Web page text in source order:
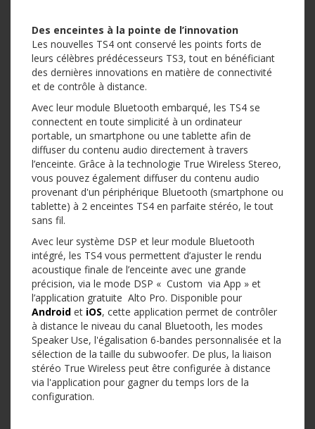
Des enceintes à la pointe de l’innovation
Les nouvelles TS4 ont conservé les points forts de
leurs célèbres prédécesseurs TS3, tout en bénéficiant
des dernières innovations en matière de connectivité
et de contrôle à distance.
Avec leur module Bluetooth embarqué, les TS4 se
connectent en toute simplicité à un ordinateur
portable, un smartphone ou une tablette afin de
diffuser du contenu audio directement à travers
l’enceinte. Grâce à la technologie True Wireless Stereo,
vous pouvez également diffuser du contenu audio
provenant d'un périphérique Bluetooth (smartphone ou
tablette) à 2 enceintes TS4 en parfaite stéréo, le tout
sans fil.
Avec leur système DSP et leur module Bluetooth
intégré, les TS4 vous permettent d’ajuster le rendu
acoustique finale de l’enceinte avec une grande
précision, via le mode DSP « Custom via App » et
l’application gratuite Alto Pro. Disponible pour
Android et iOS, cette application permet de contrôler
à distance le niveau du canal Bluetooth, les modes
Speaker Use, l'égalisation 6-bandes personnalisée et la
sélection de la taille du subwoofer. De plus, la liaison
stéréo True Wireless peut être configurée à distance
via l'application pour gagner du temps lors de la
configuration.